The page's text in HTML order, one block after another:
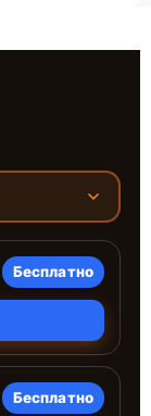
Бесплатно
Бесплатно